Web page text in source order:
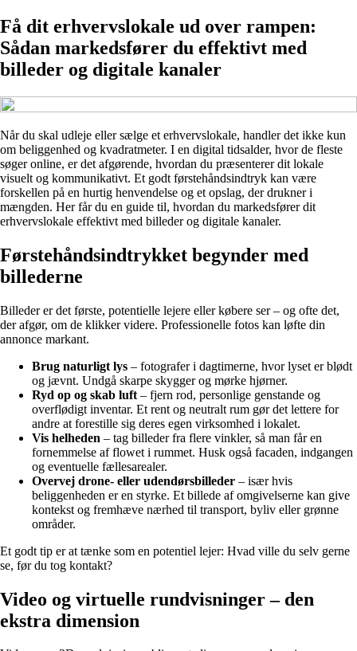
Få dit erhvervslokale ud over rampen:
Sådan markedsfører du effektivt med
billeder og digitale kanaler
Når du skal udleje eller sælge et erhvervslokale, handler det ikke kun
om beliggenhed og kvadratmeter. I en digital tidsalder, hvor de fleste
søger online, er det afgørende, hvordan du præsenterer dit lokale
visuelt og kommunikativt. Et godt førstehåndsindtryk kan være
forskellen på en hurtig henvendelse og et opslag, der drukner i
mængden. Her får du en guide til, hvordan du markedsfører dit
erhvervslokale effektivt med billeder og digitale kanaler.
Førstehåndsindtrykket begynder med
billederne
Billeder er det første, potentielle lejere eller købere ser – og ofte det,
der afgør, om de klikker videre. Professionelle fotos kan løfte din
annonce markant.
Brug naturligt lys – fotografer i dagtimerne, hvor lyset er blødt
og jævnt. Undgå skarpe skygger og mørke hjørner.
Ryd op og skab luft – fjern rod, personlige genstande og
overflødigt inventar. Et rent og neutralt rum gør det lettere for
andre at forestille sig deres egen virksomhed i lokalet.
Vis helheden – tag billeder fra flere vinkler, så man får en
fornemmelse af flowet i rummet. Husk også facaden, indgangen
og eventuelle fællesarealer.
Overvej drone- eller udendørsbilleder – især hvis
beliggenheden er en styrke. Et billede af omgivelserne kan give
kontekst og fremhæve nærhed til transport, byliv eller grønne
områder.
Et godt tip er at tænke som en potentiel lejer: Hvad ville du selv gerne
se, før du tog kontakt?
Video og virtuelle rundvisninger – den
ekstra dimension